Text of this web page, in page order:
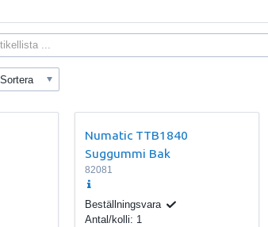
Sortera
Numatic TTB1840
Suggummi Bak
82081
Beställningsvara
Antal/kolli: 1